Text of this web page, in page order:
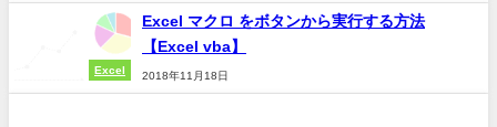
Excel
Excel マクロ をボタンから実行する方法
【Excel vba】
2018年11月18日